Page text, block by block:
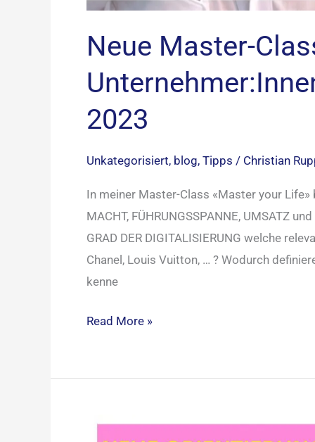
Neue Master-
2023
Unkategorisiert, blog, Tipps / Christian
In meiner Master-Class «Master your
MACHT, FÜHRUNGSSPANNE, UMSATZ
GRAD DER DIGITALISIERUNG welche
Chanel, Louis Vuitton, … ? Wodurch
kenne
Read More »
Neuorientierung: